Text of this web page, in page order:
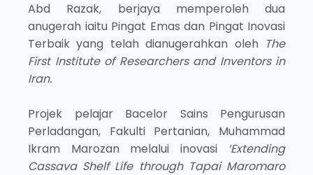
Abd Razak, berjaya memperoleh dua
anugerah iaitu Pingat Emas dan Pingat Inovasi
Terbaik yang telah dianugerahkan oleh The
First Institute of Researchers and Inventors in
Iran.
Projek pelajar Bacelor Sains Pengurusan
Perladangan, Fakulti Pertanian, Muhammad
Ikram Marozan melalui inovasi ‘Extending
Cassava Shelf Life through Tapai Maromaro